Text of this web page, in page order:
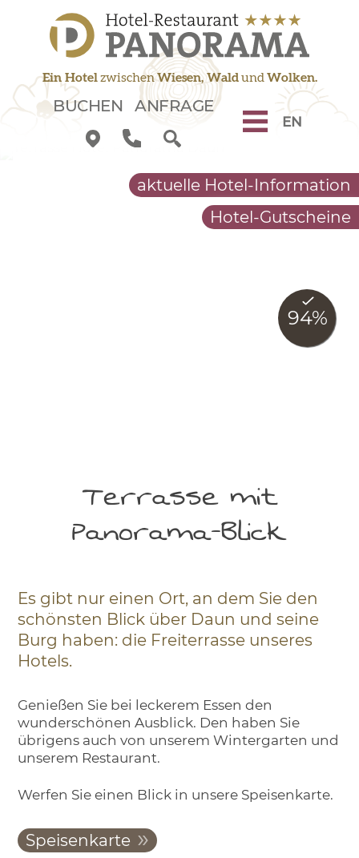
Ein HotelzwischenWiesen, Waldund Wolken.
BUCHEN ANFRAGE
EN
aktuelle Hotel-Information
Hotel-Gutscheine
Terrasse mit
Panorama-Blick
Es gibt nur einen Ort, an dem Sie den
schönsten Blick über Daun und seine
Burg haben: die Freiterrasse unseres
Hotels.
Genießen Sie bei leckerem Essen den
wunderschönen Ausblick. Den haben Sie
übrigens auch von unserem Wintergarten und
unserem Restaurant.
Werfen Sie einen Blick in unsere Speisenkarte.
Speisenkarte